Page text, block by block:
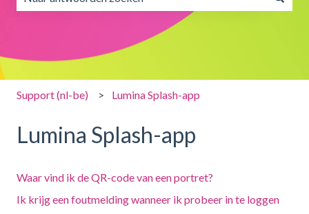
Er zijn geen suggesties want het zoekveld is leeg.
Support (nl-be) Lumina Splash-app
Lumina Splash-app
Waar vind ik de QR-code van een portret?
Ik krijg een foutmelding wanneer ik probeer in te loggen